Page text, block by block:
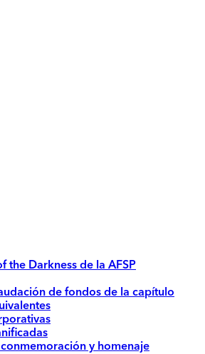
the Darkness de la AFSP
de fondos de la capítulo
y homenaje